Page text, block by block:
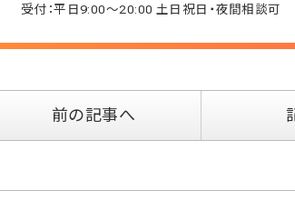
受付：平日9:00～20:00 土日祝日・夜間相談可
前の記事へ